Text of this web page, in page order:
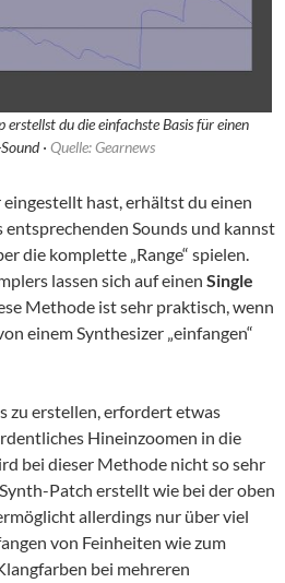
du die einfachste Basis für einen
· Quelle: Gearnews
hast, erhältst du einen
entsprechenden Sounds und kannst
die komplette „Range“ spielen.
lassen sich auf einen Single
Methode ist sehr praktisch, wenn
einem Synthesizer „einfangen“
zu erstellen, erfordert etwas
Hineinzoomen in die
bei dieser Methode nicht so sehr
Patch erstellt wie bei der oben
allerdings nur über viel
von Feinheiten wie zum
bei mehreren